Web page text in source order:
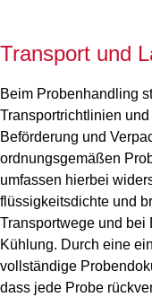
Transport und
Beim Probenhandling
Transportrichtlinien
Beförderung und
ordnungsgemäßen
umfassen hierbei
flüssigkeitsdichte und
Transportwege und bei
Kühlung. Durch eine
vollständige
dass jede Probe